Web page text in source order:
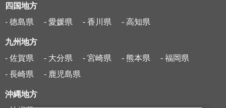
四国地方
- 徳島県
- 愛媛県 - 香川県 - 高知県
九州地方
- 佐賀県
- 大分県 - 宮崎県 - 熊本県
- 福岡県
- 長崎県
- 鹿児島県
沖縄地方